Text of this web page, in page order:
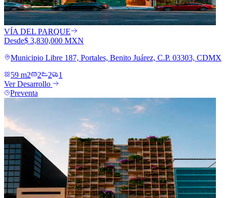
VÍA DEL PARQUE
Desde$ 3,830,000 MXN
Municipio Libre 187, Portales, Benito Juárez, C.P. 03303, CDMX
59 m2
2 2
1
Ver Desarrollo
Preventa